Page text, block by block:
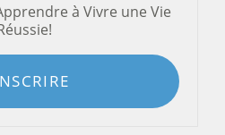
à Vivre une Vie